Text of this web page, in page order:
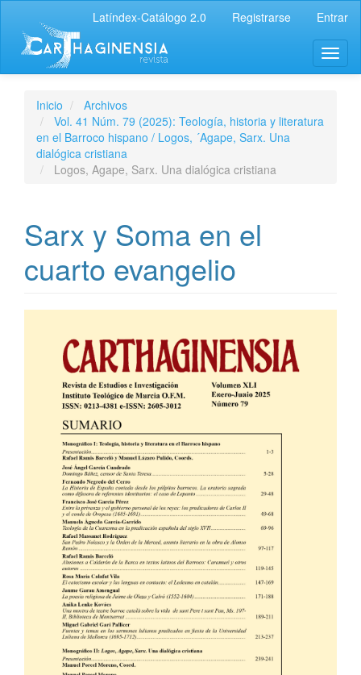
Latíndex-Catálogo 2.0 Registrarse Entrar
Inicio
Archivos
Vol. 41 Núm. 79 (2025): Teología, historia y literatura
en el Barroco hispano / Logos, ´Agape, Sarx. Una
dialógica cristiana
Logos, Agape, Sarx. Una dialógica cristiana
Sarx y Soma en el
cuarto evangelio